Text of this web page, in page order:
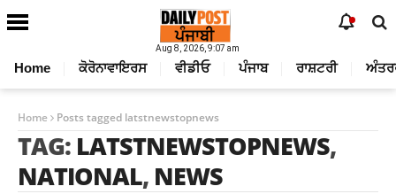
Aug 8, 2026, 9:07 am
Home ਕੋਰੋਨਾਵਾਇਰਸ ਵੀਡੀਓ ਪੰਜਾਬ ਰਾਸ਼ਟਰੀ
Home Posts tagged latstnewstopnews
TAG: LATSTNEWSTOPNEWS,
NATIONAL, NEWS